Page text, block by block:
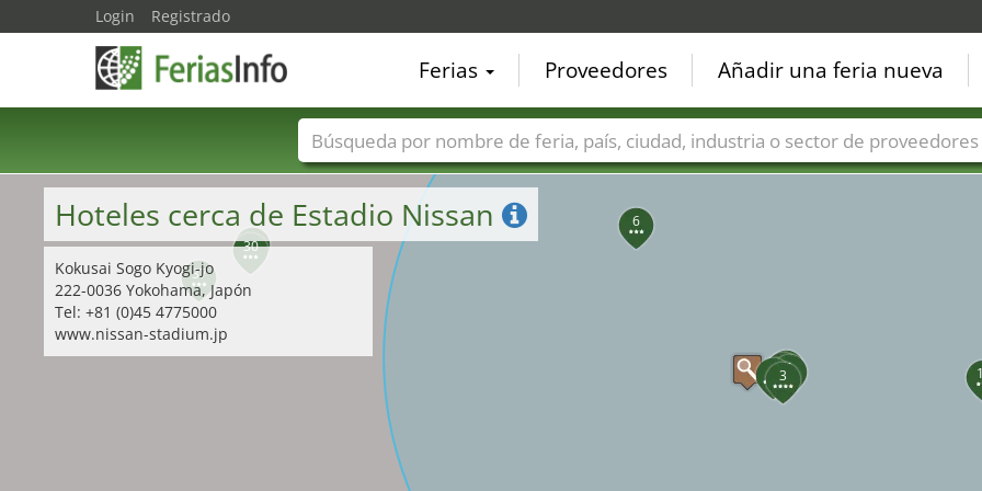
1
2
3
45
6
17
30
31
37
Hoteles cerca de Estadio Nissan
Kokusai Sogo Kyogi-jo
222-0036 Yokohama, Japón
Tel: +81 (0)45 4775000
www.nissan-stadium.jp
Login Registrado
Ferias Proveedores Añadir una feria nueva
Nombres de ferias Países Ciudades Sectores de ferias Sectores de